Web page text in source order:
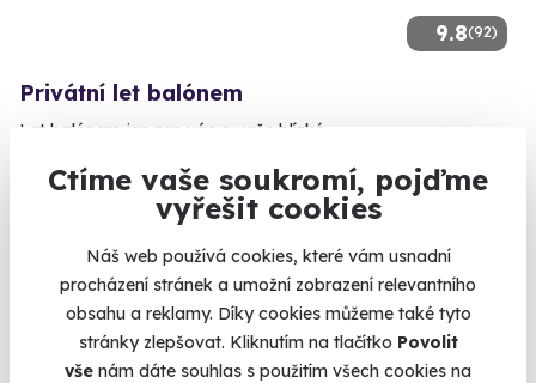
Ctíme vaše soukromí, pojďme
vyřešit cookies
Náš web používá cookies, které vám usnadní
procházení stránek a umožní zobrazení relevantního
obsahu a reklamy. Díky cookies můžeme také tyto
stránky zlepšovat. Kliknutím na tlačítko Povolit
vše nám dáte souhlas s použitím všech cookies na
9.8(92)
Privátní let balónem
Let balónem jen pro vás a vaše blízké.
Libočany (Žatec)
(+ 41 dalších lokalit)
16 870 Kč
14 490 Kč